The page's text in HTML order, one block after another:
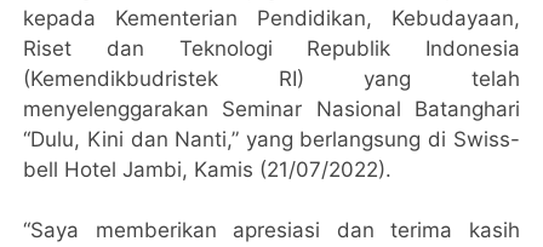
kepada Kementerian Pendidikan, Kebudayaan,
Riset dan Teknologi Republik Indonesia
(Kemendikbudristek RI) yang telah
menyelenggarakan Seminar Nasional Batanghari
“Dulu, Kini dan Nanti,” yang berlangsung di Swiss-
bell Hotel Jambi, Kamis (21/07/2022).
“Saya memberikan apresiasi dan terima kasih